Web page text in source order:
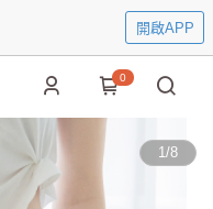
開啟APP
0
1/8